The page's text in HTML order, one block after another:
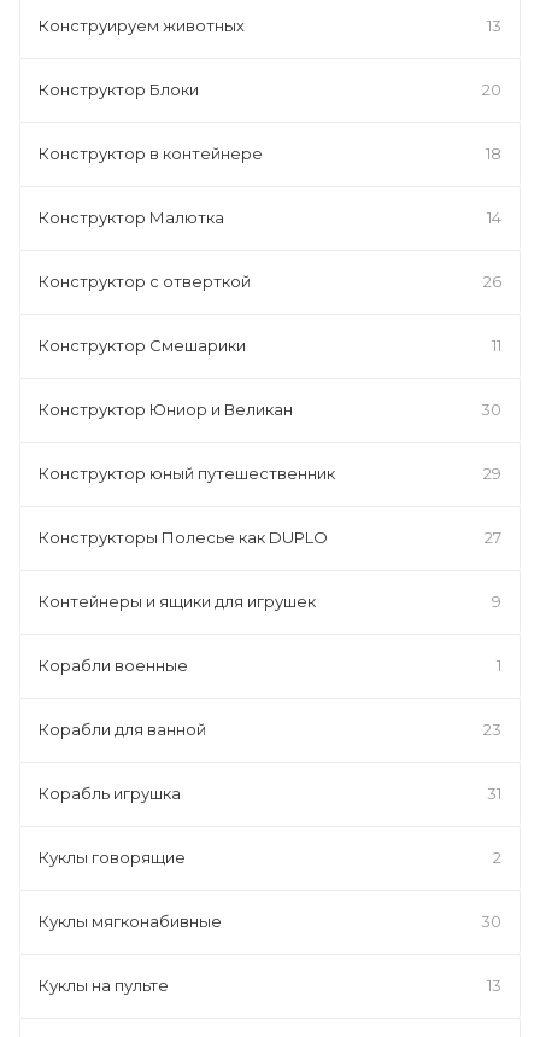
Конструируем животных 13
Конструктор Блоки 20
Конструктор в контейнере 18
Конструктор Малютка 14
Конструктор с отверткой 26
Конструктор Смешарики 11
Конструктор Юниор и Великан 30
Конструктор юный путешественник 29
Конструкторы Полесье как DUPLO 27
Контейнеры и ящики для игрушек 9
Корабли военные 1
Корабли для ванной 23
Корабль игрушка 31
Куклы говорящие 2
Куклы мягконабивные 30
Куклы на пульте 13